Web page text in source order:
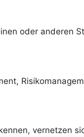
oder anderen
vernetzen